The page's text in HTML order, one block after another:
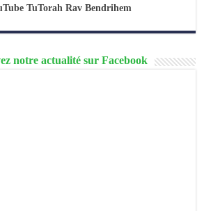
TuTorah Rav Bendrihem
notre actualité sur Facebook